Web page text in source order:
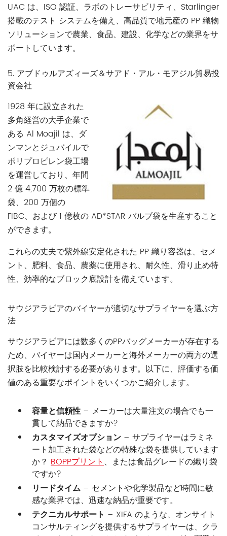
UAC は、ISO 認証、ラボのトレーサビリティ、Starlinger
搭載のテスト システムを備え、高品質で地元産の PP 織物
ソリューションで農業、食品、建設、化学などの業界をサ
ポートしています。
5. アブドゥルアズィーズ＆サアド・アル・モアジル貿易投
資会社
1928 年に設立された
多角経営の大手企業で
ある Al Moajil は、ダ
ンマンとジュバイルで
ポリプロピレン袋工場
を運営しており、年間
2 億 4,700 万枚の標準
袋、200 万個の
FIBC、および 1 億枚の AD*STAR バルブ袋を生産すること
ができます。
これらの丈夫で紫外線安定化された PP 織り容器は、セメ
ント、肥料、食品、農薬に使用され、耐久性、滑り止め特
性、効率的なブロック底設計を備えています。
サウジアラビアのバイヤーが適切なサプライヤーを選ぶ方
法
サウジアラビアには数多くのPPバッグメーカーが存在する
ため、バイヤーは国内メーカーと海外メーカーの両方の選
択肢を比較検討する必要があります。以下に、評価する価
値のある重要なポイントをいくつかご紹介します。
容量と信頼性– メーカーは大量注文の場合でも一
貫して納品できますか?
カスタマイズオプション – サプライヤーはラミネ
ート加工された袋などの特殊な袋を提供しています
か？ BOPPプリント、または食品グレードの織り袋
ですか?
リードタイム – セメントや化学製品など時間に敏
感な業界では、迅速な納品が重要です。
テクニカルサポート – XIFA のような、オンサイト
コンサルティングを提供するサプライヤーは、クラ